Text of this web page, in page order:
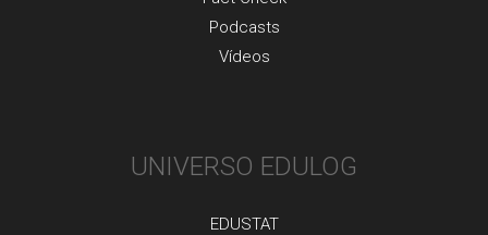
Podcasts
Vídeos
UNIVERSO EDULOG
EDUSTAT